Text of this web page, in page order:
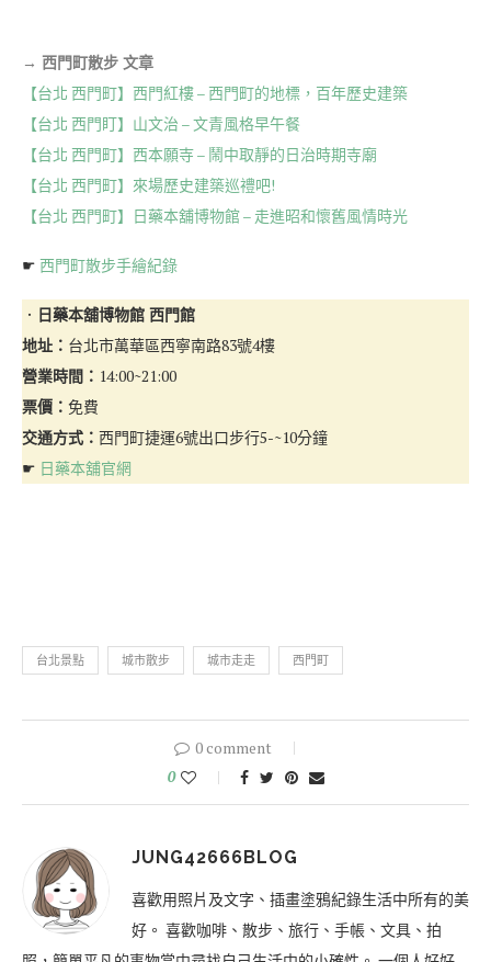
→ 西門町散步 文章
【台北 西門町】西門紅樓 – 西門町的地標，百年歷史建築
【台北 西門盯】山文治 – 文青風格早午餐
【台北 西門町】西本願寺 – 鬧中取靜的日治時期寺廟
【台北 西門町】來場歷史建築巡禮吧!
【台北 西門町】日藥本舖博物館 – 走進昭和懷舊風情時光
☛ 西門町散步手繪紀錄
． 日藥本舖博物館 西門館
地址： 台北市萬華區西寧南路83號4樓
營業時間： 14:00~21:00
票價： 免費
交通方式： 西門町捷運6號出口步行5-~10分鐘
☛ 日藥本舖官網
台北景點 城市散步 城市走走 西門町
0 comment
0
JUNG42666BLOG
喜歡用照片及文字、插畫塗鴉紀錄生活中所有的美
好。 喜歡咖啡、散步、旅行、手帳、文具、拍